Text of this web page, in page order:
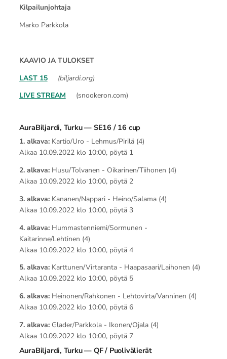
Kilpailunjohtaja
Marko Parkkola
KAAVIO JA TULOKSET
LAST 15
(biljardi.org)
LIVE STREAM (snookeron.com)
AuraBiljardi, Turku — SE16 / 16 cup
1. alkava:Kartio/Uro - Lehmus/Pirilä (4)
Alkaa 10.09.2022 klo 10:00, pöytä 1
2. alkava:Husu/Tolvanen - Oikarinen/Tiihonen (4)
Alkaa 10.09.2022 klo 10:00, pöytä 2
3. alkava:Kananen/Nappari - Heino/Salama (4)
Alkaa 10.09.2022 klo 10:00, pöytä 3
4. alkava:Hummastenniemi/Sormunen -
Kaitarinne/Lehtinen (4)
Alkaa 10.09.2022 klo 10:00, pöytä 4
5. alkava:Karttunen/Virtaranta - Haapasaari/Laihonen (4)
Alkaa 10.09.2022 klo 10:00, pöytä 5
6. alkava:Heinonen/Rahkonen - Lehtovirta/Vanninen (4)
Alkaa 10.09.2022 klo 10:00, pöytä 6
7. alkava:Glader/Parkkola - Ikonen/Ojala (4)
Alkaa 10.09.2022 klo 10:00, pöytä 7
AuraBiljardi, Turku — QF / Puolivälierät